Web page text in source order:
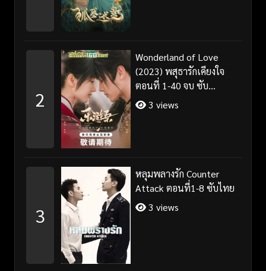
2
Wonderland of Love
(2023) พสุธารักเคียงใจ
ตอนที่ 1-40 จบ ซับ
ไทย+พากย์ไทย
3 views
3
หลุมพลางรัก Counter
Attack ตอนที่1-8 ซับไทย
3 views